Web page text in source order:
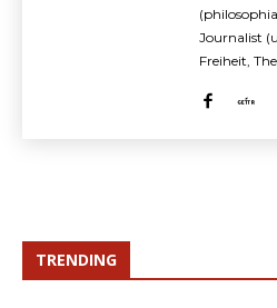
Journalist
Freiheit,
TRENDING